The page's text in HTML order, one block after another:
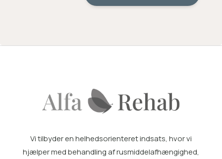
Vi tilbyder en helhedsorienteret indsats, hvor vi
hjælper medbehandling af rusmiddelafhængighed,